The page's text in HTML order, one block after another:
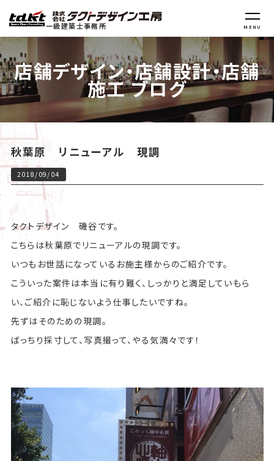
一級建築士事務所 MENU
店舗デザイン・店舗設計・店舗
施工 ブログ
秋葉原 リニューアル 現調
2018/09/04
タクトデザイン 磯谷です。
こちらは秋葉原でリニューアルの現調です。
いつもお世話になっているお施主様からのご紹介です。
こういった案件は本当に有り難く、しっかりと満足していもら
い、ご紹介に恥じないよう仕事したいですね。
先ずはそのための現調。
ばっちり採寸して、写真撮って、やる気満々です！